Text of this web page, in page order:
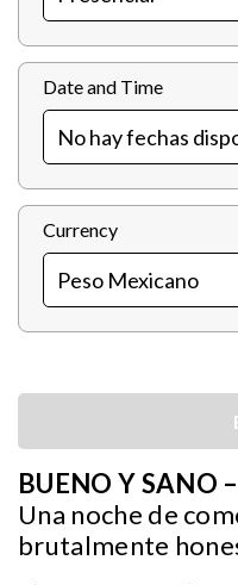
Date and Time
Currency
BUENO Y SANO
Una noche de
brutalmente